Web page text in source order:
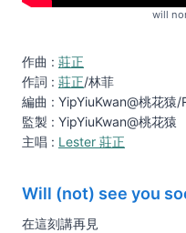
will
作曲 : 莊正
作詞 : 莊正/林菲
編曲 : YipYiuKwan@桃花猿/
監製 : YipYiuKwan@桃花猿
主唱 : Lester 莊正
Will (not) see you
在這刻講再見